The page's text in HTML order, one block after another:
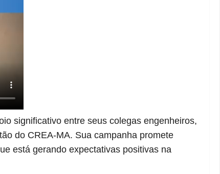
significativo entre seus colegas engenheiros,
do CREA-MA. Sua campanha promete
está gerando expectativas positivas na